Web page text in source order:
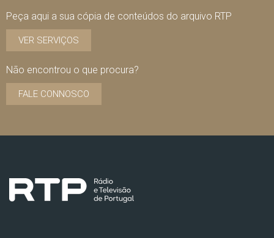
Peça aqui a sua cópia de conteúdos do arquivo RTP
VER SERVIÇOS
Não encontrou o que procura?
FALE CONNOSCO